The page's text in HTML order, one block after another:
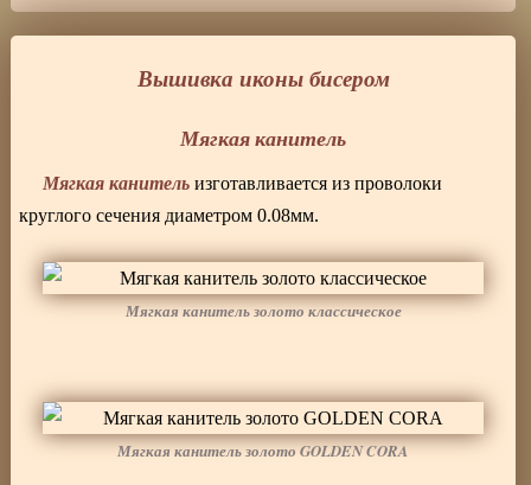
Вышивка иконы бисером
Мягкая канитель
Мягкая канитель изготавливается из проволоки
круглого сечения диаметром 0.08мм.
Мягкая канитель золото классическое
Мягкая канитель золото GOLDEN CORA